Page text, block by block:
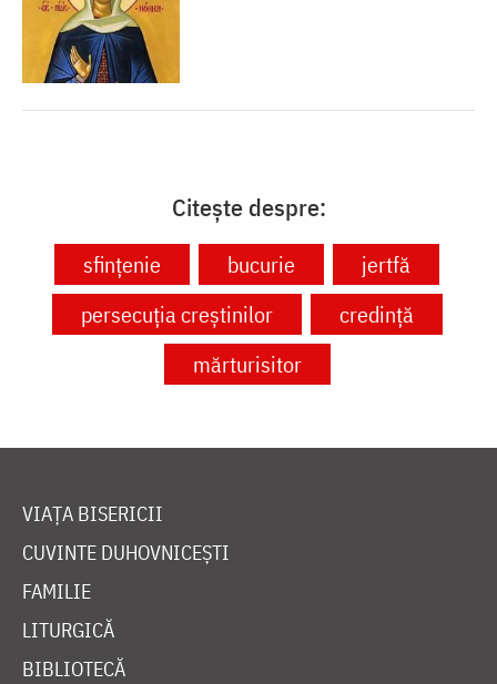
Citește despre:
sfințenie bucurie
jertfă
persecuția creștinilor
credință
mărturisitor
VIAȚA BISERICII
CUVINTE DUHOVNICEȘTI
FAMILIE
LITURGICĂ
BIBLIOTECĂ